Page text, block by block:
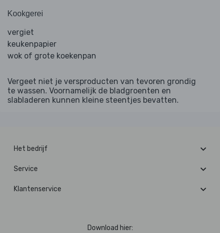
Kookgerei
vergiet
keukenpapier
wok of grote koekenpan
Vergeet niet je versproducten van tevoren grondig
te wassen. Voornamelijk de bladgroenten en
slabladeren kunnen kleine steentjes bevatten.
Het bedrijf
Service
Klantenservice
Download hier: